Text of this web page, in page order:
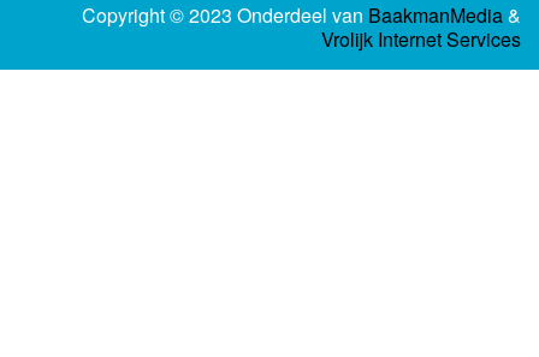
Copyright © 2023 Onderdeel van BaakmanMedia&
Vrolijk Internet Services